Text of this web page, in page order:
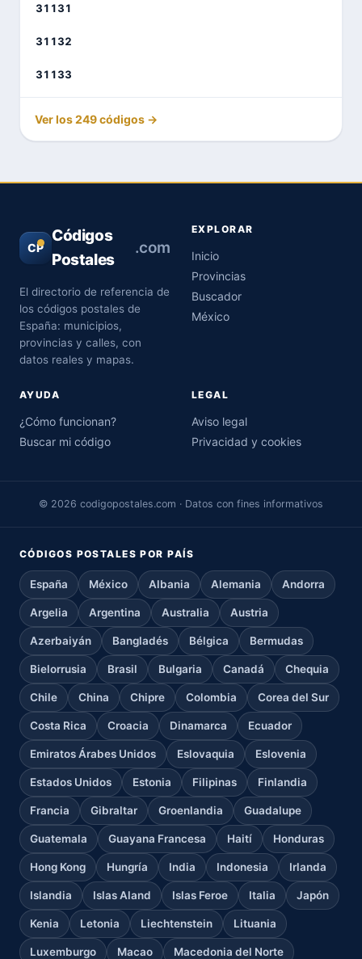
31131
31132
31133
Ver los 249 códigos →
CP
Códigos
Postales
.com
El directorio de referencia de
los códigos postales de
España: municipios,
provincias y calles, con
datos reales y mapas.
EXPLORAR
Inicio
Provincias
Buscador
México
AYUDA
¿Cómo funcionan?
Buscar mi código
LEGAL
Aviso legal
Privacidad y cookies
© 2026 codigopostales.com · Datos con fines informativos
CÓDIGOS POSTALES POR PAÍS
España México Albania Alemania Andorra
Argelia Argentina Australia Austria
Azerbaiyán Bangladés Bélgica Bermudas
Bielorrusia Brasil Bulgaria Canadá Chequia
Chile China Chipre Colombia Corea del Sur
Costa Rica Croacia Dinamarca Ecuador
Emiratos Árabes Unidos Eslovaquia Eslovenia
Estados Unidos Estonia Filipinas Finlandia
Francia Gibraltar Groenlandia Guadalupe
Guatemala Guayana Francesa Haití Honduras
Hong Kong Hungría India Indonesia Irlanda
Islandia Islas Aland Islas Feroe Italia Japón
Kenia Letonia Liechtenstein Lituania
Luxemburgo Macao Macedonia del Norte